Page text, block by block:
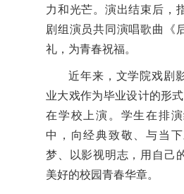
力和光芒。演出结束后，
剧组演员共同演唱歌曲《
礼，为青春祝福。
近年来，文学院戏剧
业大戏作为毕业设计的形
在学校上演。学生在排
中，向经典致敬、与当
梦、以影视明志，用自己
美好的校园青春华章。